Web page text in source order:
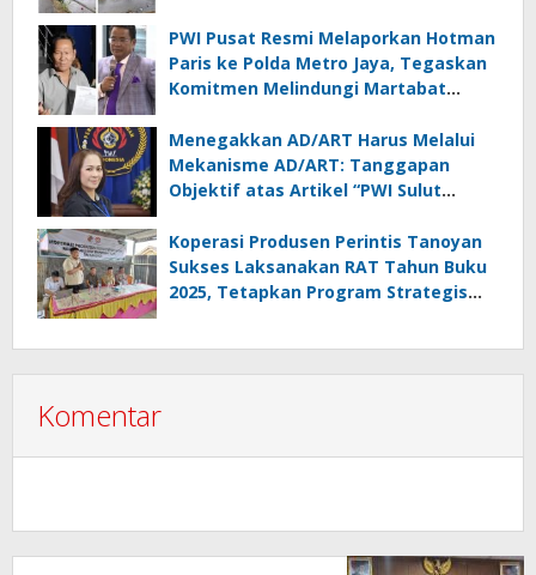
PWI Pusat Resmi Melaporkan Hotman
Paris ke Polda Metro Jaya, Tegaskan
Komitmen Melindungi Martabat
Menegakkan AD/ART Harus Melalui
Mekanisme AD/ART: Tanggapan
Objektif atas Artikel “PWI Sulut
Melanggar Aturan”
Koperasi Produsen Perintis Tanoyan
Sukses Laksanakan RAT Tahun Buku
2025, Tetapkan Program Strategis
Komentar